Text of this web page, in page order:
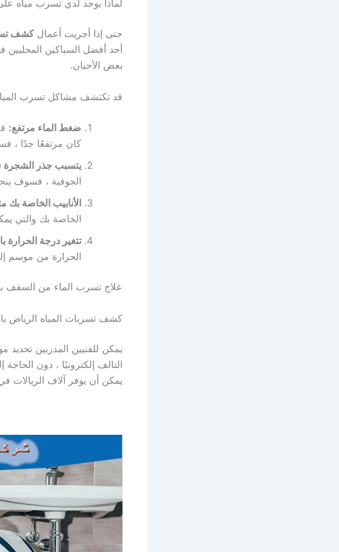
لماذا يوجد لدي تسرب مياه
حتى إذا أجريت أعمالكشف
أحد أفضل السباكين
بعض الأحيان.
قد تكتشف مشاكل تسرب المياه
ضغط الماء مرتفع:
كان مرتفعًا جدًا ،
يتسبب جذر
الجوفية ، فسوف
الأنابيب الخاصة بك
الخاصة بك والتي
تتغير درجة الحرارة
الحرارة من موسم
علاج تسرب الماء من السقف
كشف تسربات المياه الرياض
يمكن للفنيين المدربين
التالف إلكترونيًا ، دون
يمكن أن يوفر آلاف الريالات